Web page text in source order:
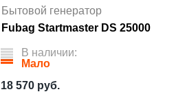
Бытовой генератор
Fubag Startmaster DS 25000
В наличии:
Мало
18 570 руб.